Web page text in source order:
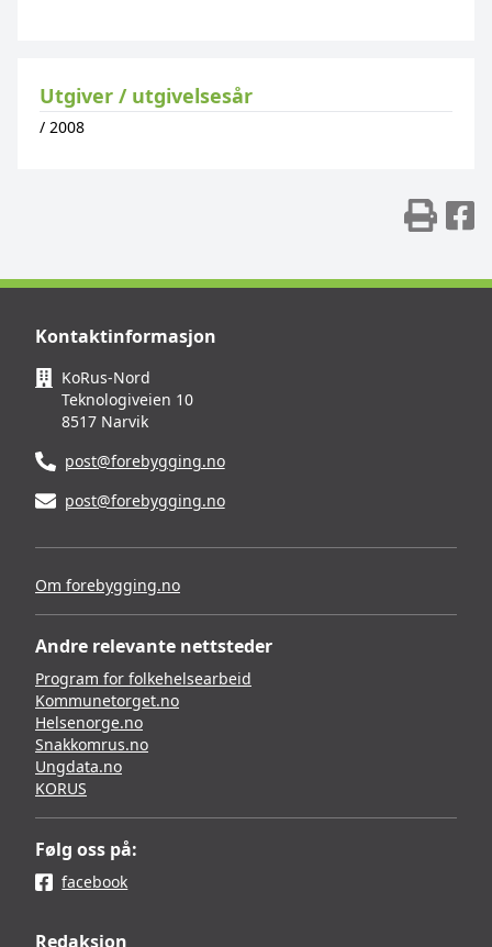
Utgiver / utgivelsesår
/ 2008
Kontaktinformasjon
KoRus-Nord
Teknologiveien 10
8517 Narvik
post@forebygging.no
post@forebygging.no
Om forebygging.no
Andre relevante nettsteder
Program for folkehelsearbeid
Kommunetorget.no
Helsenorge.no
Snakkomrus.no
Ungdata.no
KORUS
Følg oss på:
facebook
Redaksjon